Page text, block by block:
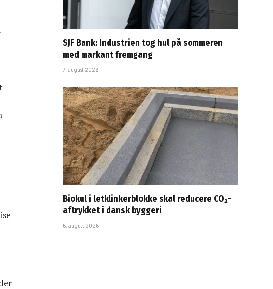
SJF Bank: Industrien tog hul på sommeren
med markant fremgang
7. august 2026
Biokul i letklinkerblokke skal reducere CO₂-
aftrykket i dansk byggeri
6. august 2026